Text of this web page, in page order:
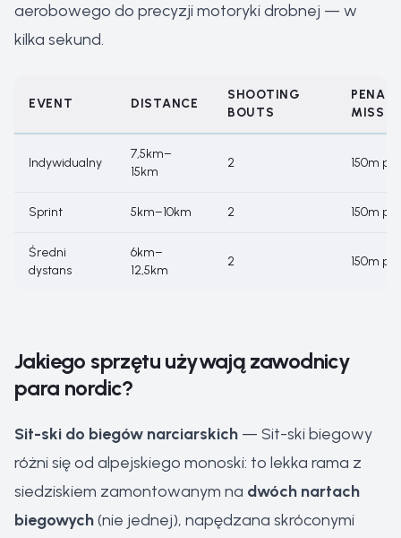
aerobowego do precyzji motoryki drobnej — w
kilka sekund.
EVENT DISTANCE
SHOOTING
BOUTS
MISS
Indywidualny
7,5km–
15km
2 150m
Sprint 5km–10km 2 150m
Średni
dystans
6km–
12,5km
2 150m
Jakiego sprzętu używają zawodnicy
para nordic?
Sit-ski do biegów narciarskich — Sit-ski biegowy
różni się od alpejskiego monoski: to lekka rama z
siedziskiem zamontowanym na dwóch nartach
biegowych(nie jednej), napędzana skróconymi